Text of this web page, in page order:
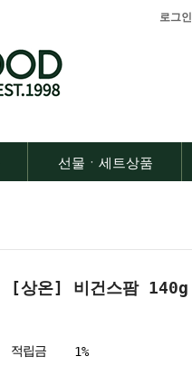
로그인
선물ㆍ세트상품
[상온] 비건스팜 140g
적립금 1%